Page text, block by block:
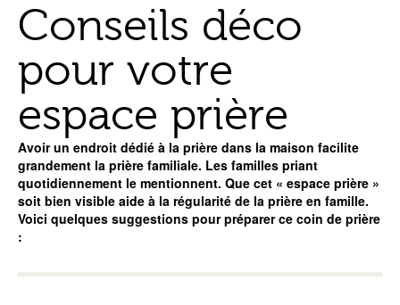
Conseils déco
pour votre
espace prière
Avoir un endroit dédié à la prière dans la maison facilite
grandement la prière familiale. Les familles priant
quotidiennement le mentionnent. Que cet « espace prière »
soit bien visible aide à la régularité de la prière en famille.
Voici quelques suggestions pour préparer ce coin de prière
: